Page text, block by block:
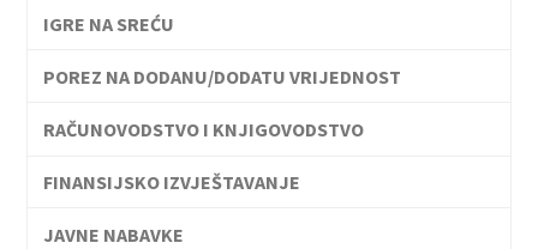
IGRE NA SREĆU
POREZ NA DODANU/DODATU VRIJEDNOST
RAČUNOVODSTVO I KNJIGOVODSTVO
FINANSIJSKO IZVJEŠTAVANJE
JAVNE NABAVKE